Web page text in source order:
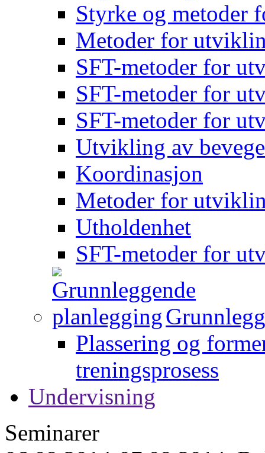
Styrke og metoder
Metoder for
SFT-metoder for
SFT-metoder for
SFT-metoder for
Utvikling av
Koordinasjon
Metoder for
Utholdenhet
SFT-metoder for
Plassering og
treningsprosess
Undervisning
Seminarer